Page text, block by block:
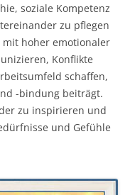
soziale Kompetenz
zu pflegen
hoher emotionaler
Konflikte
schaffen,
-bindung beiträgt.
zu inspirieren und
und Gefühle